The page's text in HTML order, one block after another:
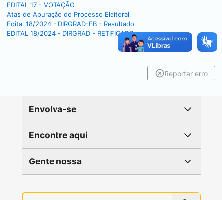
EDITAL 17 - VOTAÇÃO
Atas de Apuração do Processo Eleitoral
Edital 18/2024 - DIRGRAD-FB - Resultado
EDITAL 18/2024 - DIRGRAD - RETIFICADO
Reportar erro
Envolva-se
Encontre aqui
Gente nossa